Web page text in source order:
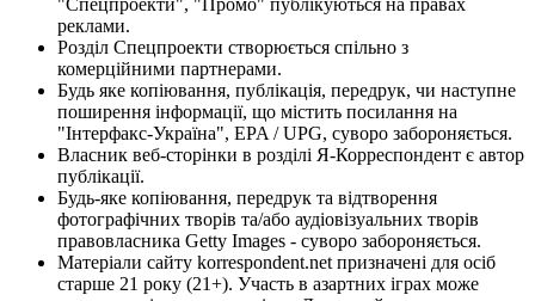
реклами.
Розділ Спецпроекти створюється спільно з
комерційними партнерами.
Будь яке копіювання, публікація, передрук, чи наступне
поширення інформації, що містить посилання на
"Інтерфакс-Україна", EPA / UPG, суворо забороняється.
Власник веб-сторінки в розділі Я-Корреспондент є автор
публікації.
Будь-яке копіювання, передрук та відтворення
фотографічних творів та/або аудіовізуальних творів
правовласника Getty Images - суворо забороняється.
Матеріали сайту korrespondent.net призначені для осіб
старше 21 року (21+). Участь в азартних іграх може